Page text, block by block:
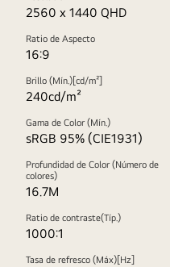
2560 x 1440 QHD
Ratio de Aspecto
16:9
Brillo (Mín.)[cd/m²]
240cd/m²
Gama de Color (Mín.)
sRGB 95% (CIE1931)
Profundidad de Color (Número de
colores)
16.7M
Ratio de contraste(Típ.)
1000:1
Tasa de refresco (Máx)[Hz]